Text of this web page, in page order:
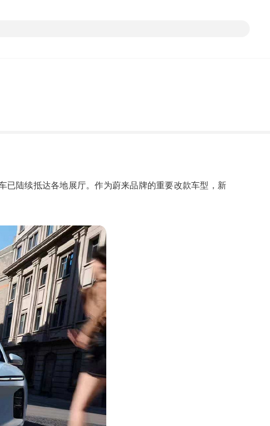
已陆续抵达各地展厅。作为蔚来品牌的重要改款车型，新